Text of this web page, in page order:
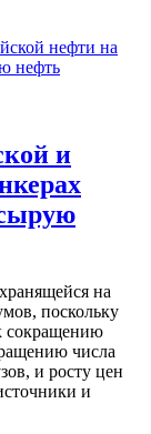
и
на
поскольку
сокращению
числа
и росту цен
и